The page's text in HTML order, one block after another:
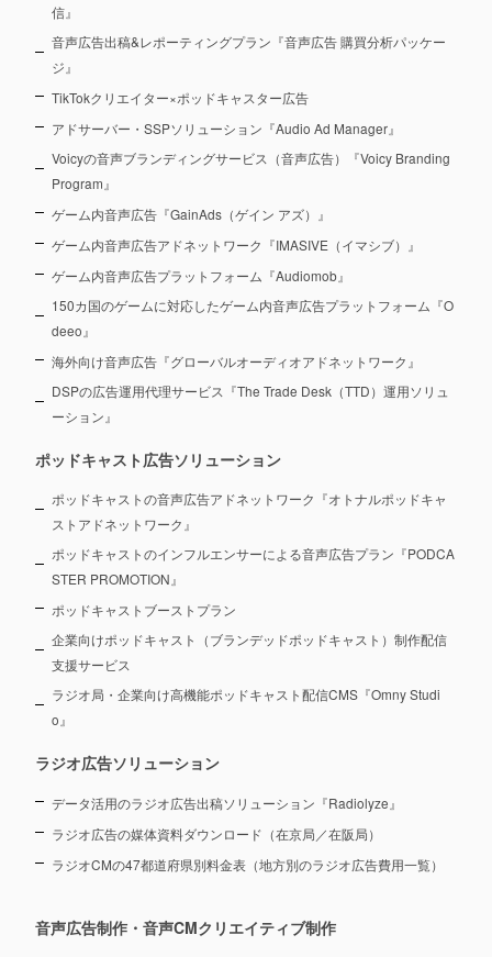
信』
音声広告出稿&レポーティングプラン『音声広告 購買分析パッケー
ジ』
TikTokクリエイター×ポッドキャスター広告
アドサーバー・SSPソリューション『Audio Ad Manager』
Voicyの音声ブランディングサービス（音声広告）『Voicy Branding
Program』
ゲーム内音声広告『GainAds（ゲイン アズ）』
ゲーム内音声広告アドネットワーク『IMASIVE（イマシブ）』
ゲーム内音声広告プラットフォーム『Audiomob』
150カ国のゲームに対応したゲーム内音声広告プラットフォーム『O
deeo』
海外向け音声広告『グローバルオーディオアドネットワーク』
DSPの広告運用代理サービス『The Trade Desk（TTD）運用ソリュ
ーション』
ポッドキャスト広告ソリューション
ポッドキャストの音声広告アドネットワーク『オトナルポッドキャ
ストアドネットワーク』
ポッドキャストのインフルエンサーによる音声広告プラン『PODCA
STER PROMOTION』
ポッドキャストブーストプラン
企業向けポッドキャスト（ブランデッドポッドキャスト）制作配信
支援サービス
ラジオ局・企業向け高機能ポッドキャスト配信CMS『Omny Studi
o』
ラジオ広告ソリューション
データ活用のラジオ広告出稿ソリューション『Radiolyze』
ラジオ広告の媒体資料ダウンロード（在京局／在阪局）
ラジオCMの47都道府県別料金表（地方別のラジオ広告費用一覧）
音声広告制作・音声CMクリエイティブ制作